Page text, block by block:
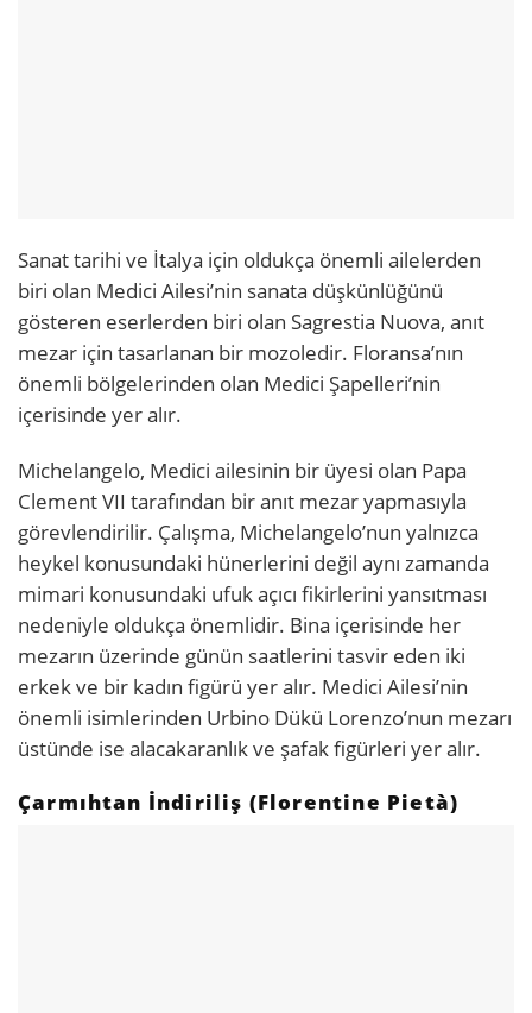
Sanat tarihi ve İtalya için oldukça önemli ailelerden
biri olan Medici Ailesi’nin sanata düşkünlüğünü
gösteren eserlerden biri olan Sagrestia Nuova, anıt
mezar için tasarlanan bir mozoledir. Floransa’nın
önemli bölgelerinden olan Medici Şapelleri’nin
içerisinde yer alır.
Michelangelo, Medici ailesinin bir üyesi olan Papa
Clement VII tarafından bir anıt mezar yapmasıyla
görevlendirilir. Çalışma, Michelangelo’nun yalnızca
heykel konusundaki hünerlerini değil aynı zamanda
mimari konusundaki ufuk açıcı fikirlerini yansıtması
nedeniyle oldukça önemlidir. Bina içerisinde her
mezarın üzerinde günün saatlerini tasvir eden iki
erkek ve bir kadın figürü yer alır. Medici Ailesi’nin
önemli isimlerinden Urbino Dükü Lorenzo’nun mezarı
üstünde ise alacakaranlık ve şafak figürleri yer alır.
Çarmıhtan İndiriliş (Florentine Pietà)